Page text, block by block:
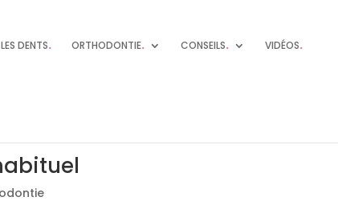
LES DENTS. ORTHODONTIE. CONSEILS. VIDÉOS.